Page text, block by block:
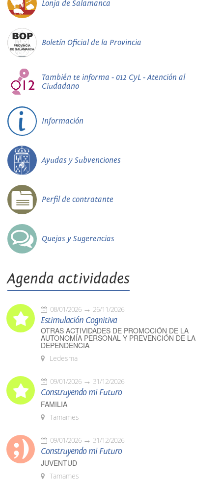
Lonja de Salamanca
Boletín Oficial de la Provincia
También te informa - 012 CyL - Atención al
Ciudadano
Información
Ayudas y Subvenciones
Perfil de contratante
Quejas y Sugerencias
Agenda actividades
08/01/2026 26/11/2026
Estimulación Cognitiva
OTRAS ACTIVIDADES DE PROMOCIÓN DE LA
AUTONOMÍA PERSONAL Y PREVENCIÓN DE LA
DEPENDENCIA
Ledesma
09/01/2026 31/12/2026
Construyendo mi Futuro
FAMILIA
Tamames
09/01/2026 31/12/2026
Construyendo mi Futuro
JUVENTUD
Tamames